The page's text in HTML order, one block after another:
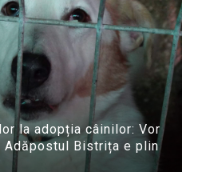
la adopția câinilor: Vor
Adăpostul Bistrița e plin